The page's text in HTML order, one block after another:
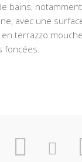
bains,
avec une
terrazzo
foncées.